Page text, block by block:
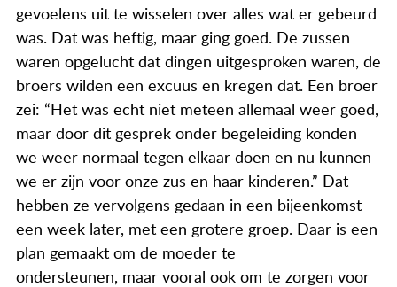
gevoelens uit te wisselen over alles wat er gebeurd
was. Dat was heftig, maar ging goed. De zussen
waren opgelucht dat dingen uitgesproken waren, de
broers wilden een excuus en kregen dat. Een broer
zei: “Het was echt niet meteen allemaal weer goed,
maar door dit gesprek onder begeleiding konden
we weer normaal tegen elkaar doen en nu kunnen
we er zijn voor onze zus en haar kinderen.” Dat
hebben ze vervolgens gedaan in een bijeenkomst
een week later, met een grotere groep. Daar is een
plan gemaakt om de moeder te
ondersteunen, maar vooral ook om te zorgen voor